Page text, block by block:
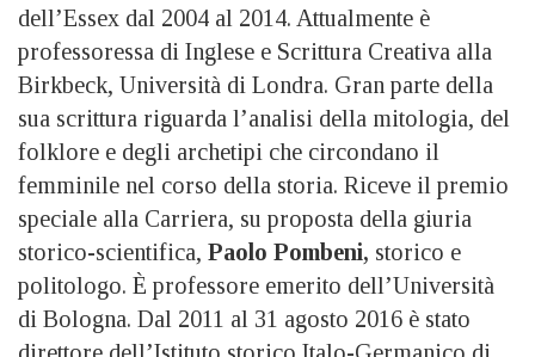
dell’Essex dal 2004 al 2014. Attualmente è
professoressa di Inglese e Scrittura Creativa alla
Birkbeck, Università di Londra. Gran parte della
sua scrittura riguarda l’analisi della mitologia, del
folklore e degli archetipi che circondano il
femminile nel corso della storia. Riceve il premio
speciale alla Carriera, su proposta della giuria
storico-scientifica, Paolo Pombeni, storico e
politologo. È professore emerito dell’Università
di Bologna. Dal 2011 al 31 agosto 2016 è stato